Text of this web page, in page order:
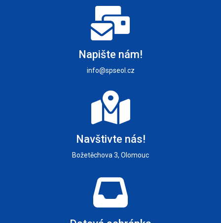
Napište nám!
info@spseol.cz
Navštivte nás!
Božetěchova 3, Olomouc